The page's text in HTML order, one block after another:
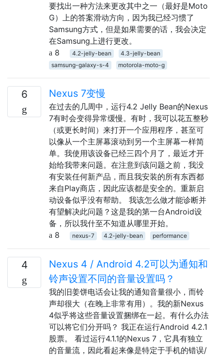
要找出一种方法来更改其中之一（最好是Moto
G）上的答案滑动方向，因为我已经习惯了
Samsung方式，但是如果需要的话，我会决定
在Samsung上进行更改。
8
4.2-jelly-bean
4.3-jelly-bean
samsung-galaxy-s-4
motorola-moto-g
6 Nexus 7变慢
在过去的几周中，运行4.2 Jelly Bean的Nexus
7有时会变得异常缓慢。有时，我可以花五整秒
（或更长时间）来打开一个应用程序，甚至可
以像从一个主屏幕滚动到另一个主屏幕一样简
单。我使用该设备已经三四个月了，最近才开
始给我带来问题。在注意到该问题之前，我没
有安装任何新产品，而且我安装的所有东西都
来自Play商店，因此应该都是安全的。重新启
动设备似乎没有帮助。 我该怎么做才能诊断并
有望解决此问题？这是我的第一台Android设
备，所以我什至不知道从哪里开始。
8
nexus-7 4.2-jelly-bean performance
4
Nexus 4 / Android 4.2可以为通知和
铃声设置不同的音量设置吗？
我的旧姜饼电话会让我的通知音量很小，而铃
声却很大（在晚上非常有用）。我的新Nexus
4似乎将这些音量设置捆绑在一起。有什么办法
可以将它们分开吗？ 我正在运行Android 4.2.1
股票。 看过运行4.1.1的Nexus 7，它具有独立
的音量流，因此看起来像是特定于手机的错误/